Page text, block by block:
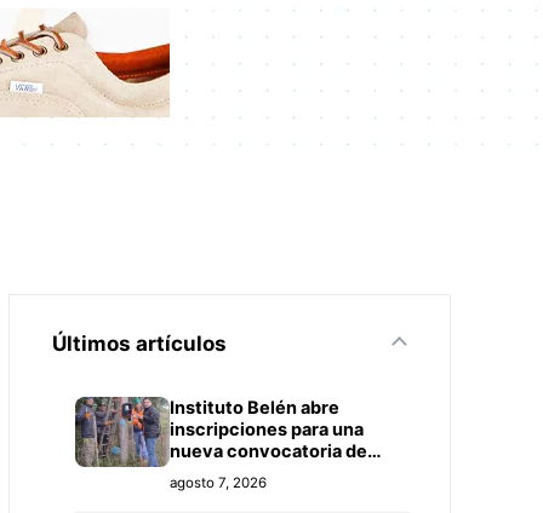
Últimos artículos
Instituto Belén abre
inscripciones para una
nueva convocatoria de
cursos de formación laboral
en Concepción
agosto 7, 2026